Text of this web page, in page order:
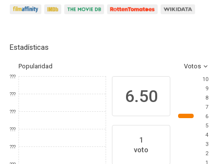
Estadísticas
Popularidad Votos
???
???
???
???
???
6.50
1
voto
10
9
8
7
6
5
4
3
2